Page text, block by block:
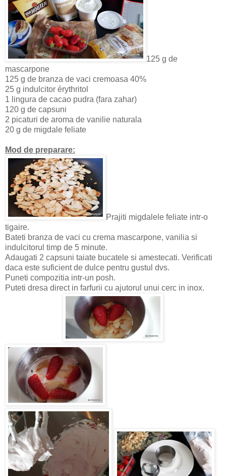
125 g de
mascarpone
125 g de branza de vaci cremoasa 40%
25 g indulcitor érythritol
1 lingura de cacao pudra (fara zahar)
120 g de capsuni
2 picaturi de aroma de vanilie naturala
20 g de migdale feliate
Mod de preparare:
Prajiti migdalele feliate intr-o
tigaire.
Bateti branza de vaci cu crema mascarpone, vanilia si
indulcitorul timp de 5 minute.
Adaugati 2 capsuni taiate bucatele si amestecati. Verificati
daca este suficient de dulce pentru gustul dvs.
Puneti compozitia intr-un posh.
Puteti dresa direct in farfurii cu ajutorul unui cerc in inox.